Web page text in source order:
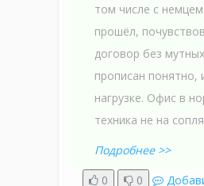
том числе с
прошёл,
договор без
прописан понятно,
нагрузке. Офис в
техника не на
Подробнее >>
0
0